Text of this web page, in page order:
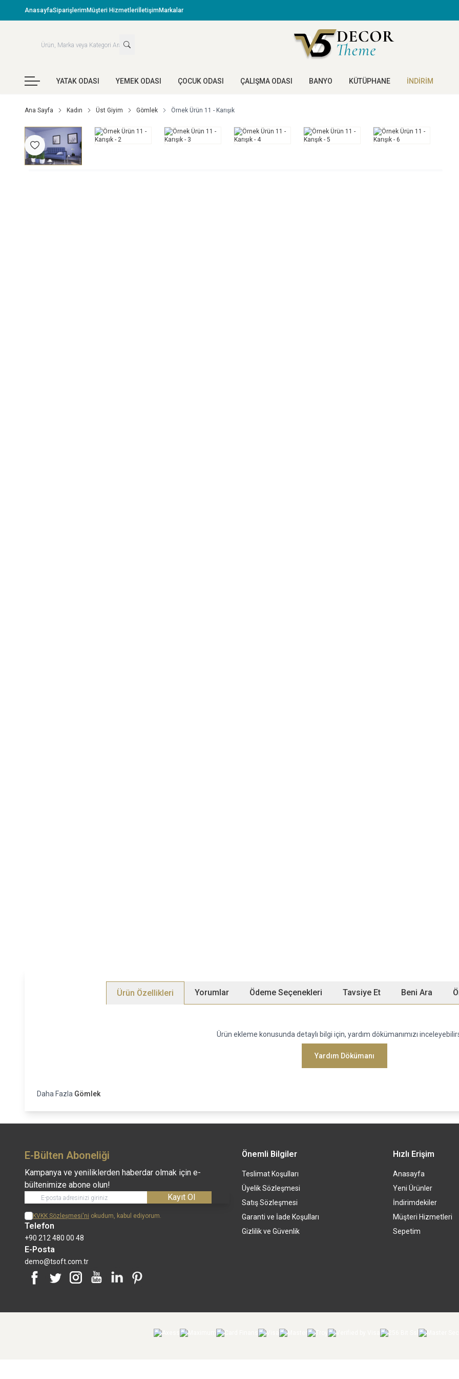
AnasayfaSiparişlerimMüşteri HizmetleriİletişimMarkalar
YATAK ODASI YEMEK ODASI ÇOCUK ODASI ÇALIŞMA ODASI BANYO KÜTÜPHANE İNDİRİM
Ana Sayfa Kadın Üst Giyim Gömlek Örnek Ürün 11 - Karışık
Favoriye Ekle
Ürün Özellikleri Yorumlar Ödeme Seçenekleri Tavsiye Et Beni Ara
Ürün ekleme konusunda detaylı bilgi için, yardım dökümanımızı
Yardım Dökümanı
Daha Fazla Gömlek
E-Bülten Aboneliği
Kampanya ve yeniliklerden haberdar olmak için e-
bültenimize abone olun!
Kayıt Ol
KVKK Sözleşmesi'ni okudum, kabul ediyorum.
Telefon
+90 212 480 00 48
E-Posta
demo@tsoft.com.tr
FacebookTwitter İnstagramYoutubeLinkedin Pinterest
Önemli Bilgiler
Teslimat Koşulları
Üyelik Sözleşmesi
Satış Sözleşmesi
Garanti ve İade Koşulları
Gizlilik ve Güvenlik
Hızlı Erişim
Anasayfa
Yeni Ürünler
İndirimdekiler
Müşteri Hizmetleri
Sepetim